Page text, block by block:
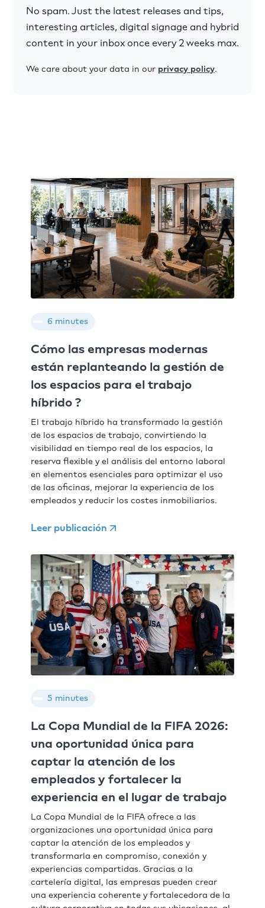
No spam. Just the latest releases and tips,
interesting articles, digital signage and hybrid
content in your inbox once every 2 weeks max.
We care about your data in our privacy policy.
6 minutes
Cómo las empresas modernas
están replanteando la gestión de
los espacios para el trabajo
híbrido ?
El trabajo híbrido ha transformado la gestión
de los espacios de trabajo, convirtiendo la
visibilidad en tiempo real de los espacios, la
reserva flexible y el análisis del entorno laboral
en elementos esenciales para optimizar el uso
de las oficinas, mejorar la experiencia de los
empleados y reducir los costes inmobiliarios.
Leer publicación
5 minutes
La Copa Mundial de la FIFA 2026:
una oportunidad única para
captar la atención de los
empleados y fortalecer la
experiencia en el lugar de trabajo
La Copa Mundial de la FIFA ofrece a las
organizaciones una oportunidad única para
captar la atención de los empleados y
transformarla en compromiso, conexión y
experiencias compartidas. Gracias a la
cartelería digital, las empresas pueden crear
una experiencia coherente y fortalecedora de la